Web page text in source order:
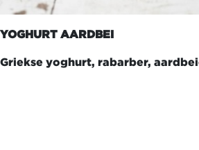
YOGHURT AARDBEI
Griekse yoghurt, rabarber,